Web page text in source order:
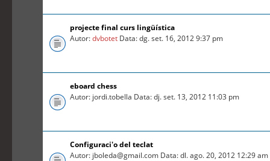
projecte final curs lingüística
Autor:dvbotet Data: dg. set. 16, 2012 9:37 pm
eboard chess
Autor: jordi.tobella Data: dj. set. 13, 2012 11:03 pm
Configuraci'o del teclat
Autor: jboleda@gmail.com Data: dl. ago. 20, 2012 12:29 am